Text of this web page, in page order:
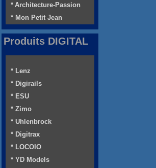
* Architecture-Passion
* Mon Petit Jean
Produits DIGITAL
* Lenz
* Digirails
* ESU
* Zimo
* Uhlenbrock
* Digitrax
* LOCOIO
* YD Models